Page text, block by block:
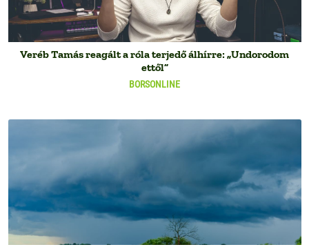
BORSONLINE
Veréb Tamás reagált a róla terjedő álhírre: „Undorodom
ettől”